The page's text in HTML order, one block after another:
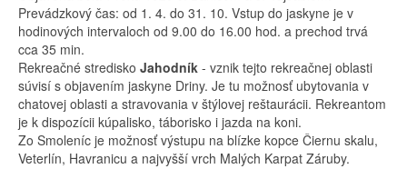
Prevádzkový čas: od 1. 4. do 31. 10. Vstup do jaskyne je v
hodinových intervaloch od 9.00 do 16.00 hod. a prechod trvá
cca 35 min.
Rekreačné stredisko Jahodník - vznik tejto rekreačnej oblasti
súvisí s objavením jaskyne Driny. Je tu možnosť ubytovania v
chatovej oblasti a stravovania v štýlovej reštaurácii. Rekreantom
je k dispozícii kúpalisko, táborisko i jazda na koni.
Zo Smoleníc je možnosť výstupu na blízke kopce Čiernu skalu,
Veterlín, Havranicu a najvyšší vrch Malých Karpat Záruby.